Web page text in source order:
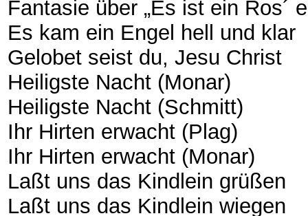
Fantasie über „Es ist ein Ros´
Es kam ein Engel hell und klar
Gelobet seist du, Jesu Christ
Heiligste Nacht (Monar)
Heiligste Nacht (Schmitt)
Ihr Hirten erwacht (Plag)
Ihr Hirten erwacht (Monar)
Laßt uns das Kindlein grüßen
Laßt uns das Kindlein wiegen